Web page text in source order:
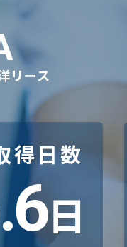
リース
得日数
日